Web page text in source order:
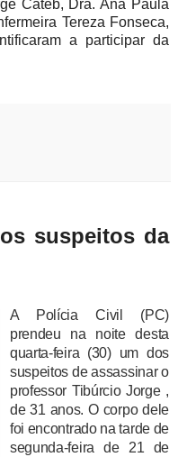
Cateb, Dra. Ana Paula
Tereza Fonseca,
a participar da
suspeitos da
A Polícia Civil (PC)
prendeu na noite desta
quarta-feira (30) um dos
suspeitos de assassinar o
professor Tibúrcio Jorge ,
de 31 anos.O corpo dele
foi encontrado na tarde de
segunda-feira de 21 de